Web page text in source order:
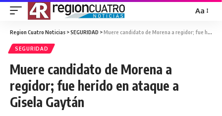
Aa
Region Cuatro Noticias >SEGURIDAD >Muere candidato de Morena a regidor; fue herido en ataque a Gisela Gaytán
SEGURIDAD
Muere candidato de Morena a
regidor; fue herido en ataque a
Gisela Gaytán